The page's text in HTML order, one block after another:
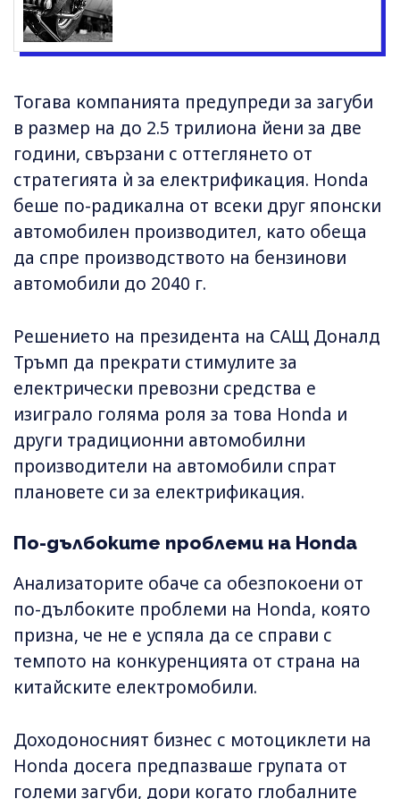
Тогава компанията предупреди за загуби
в размер на до 2.5 трилиона йени за две
години, свързани с оттеглянето от
стратегията ѝ за електрификация. Honda
беше по-радикална от всеки друг японски
автомобилен производител, като обеща
да спре производството на бензинови
автомобили до 2040 г.
Решението на президента на САЩ Доналд
Тръмп да прекрати стимулите за
електрически превозни средства е
изиграло голяма роля за това Honda и
други традиционни автомобилни
производители на автомобили спрат
плановете си за електрификация.
По-дълбоките проблеми на Honda
Анализаторите обаче са обезпокоени от
по-дълбоките проблеми на Honda, която
призна, че не е успяла да се справи с
темпото на конкуренцията от страна на
китайските електромобили.
Доходоносният бизнес с мотоциклети на
Honda досега предпазваше групата от
големи загуби, дори когато глобалните